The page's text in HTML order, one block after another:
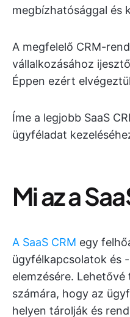
megbízhatósággal és
A megfelelő CRM-
vállalkozásához
Éppen ezért
Íme a legjobb SaaS
ügyféladat
Mi az a
A SaaS CRM egy
ügyfélkapcsolatok és
elemzésére. Lehetővé
számára, hogy az
helyen tárolják és